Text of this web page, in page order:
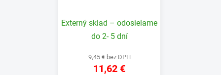
Externý sklad – odosielame
do 2- 5 dní
9,45 € bez DPH
11,62 €